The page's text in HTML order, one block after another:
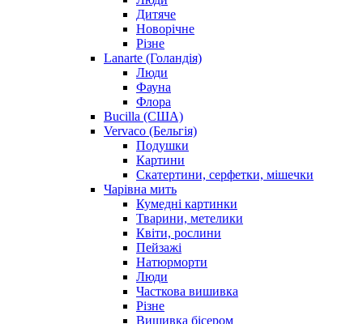
Дитяче
Новорічне
Різне
Lanarte (Голандія)
Люди
Фауна
Флора
Bucilla (США)
Vervaco (Бельгія)
Подушки
Картини
Скатертини, серфетки, мішечки
Чарiвна мить
Кумедні картинки
Тварини, метелики
Квіти, рослини
Пейзажі
Натюрморти
Люди
Часткова вишивка
Різне
Вишивка бісером